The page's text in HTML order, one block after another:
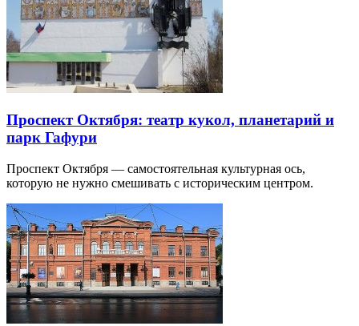
Проспект Октября: театр кукол, планетарий и
парк Гафури
Проспект Октября — самостоятельная культурная ось,
которую не нужно смешивать с историческим центром.